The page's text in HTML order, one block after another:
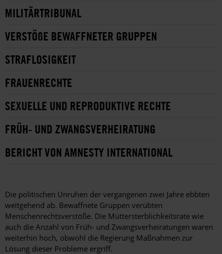
MILITÄRTRIBUNAL
VERSTÖßE BEWAFFNETER GRUPPEN
STRAFLOSIGKEIT
FRAUENRECHTE
SEXUELLE UND REPRODUKTIVE RECHTE
FRÜH- UND ZWANGSVERHEIRATUNG
BERICHT VON AMNESTY INTERNATIONAL
Die politischen Unruhen der vergangenen zwei Jahre ebbten
weitgehend ab. Bewaffnete Gruppen verübten
Menschenrechtsverstöße. Die Müttersterblichkeitsrate wie
auch die Anzahl von Früh- und Zwangsverheiratungen waren
weiterhin hoch, obwohl die Regierung Maßnahmen zur
Lösung dieser Probleme ergriff.